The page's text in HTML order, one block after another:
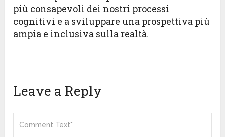
più consapevoli dei nostri processi
cognitivi e a sviluppare una prospettiva più
ampia e inclusiva sulla realtà.
Leave a Reply